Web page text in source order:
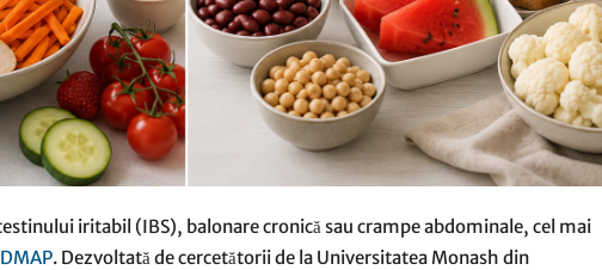
iritabil (IBS), balonare cronică sau crampe abdominale, cel mai
. Dezvoltată de cercetătorii de la Universitatea Monash din